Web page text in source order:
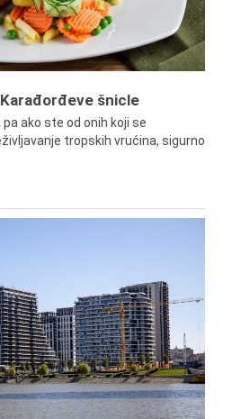
šnicle
ako ste od onih koji se
tropskih vrućina, sigurno